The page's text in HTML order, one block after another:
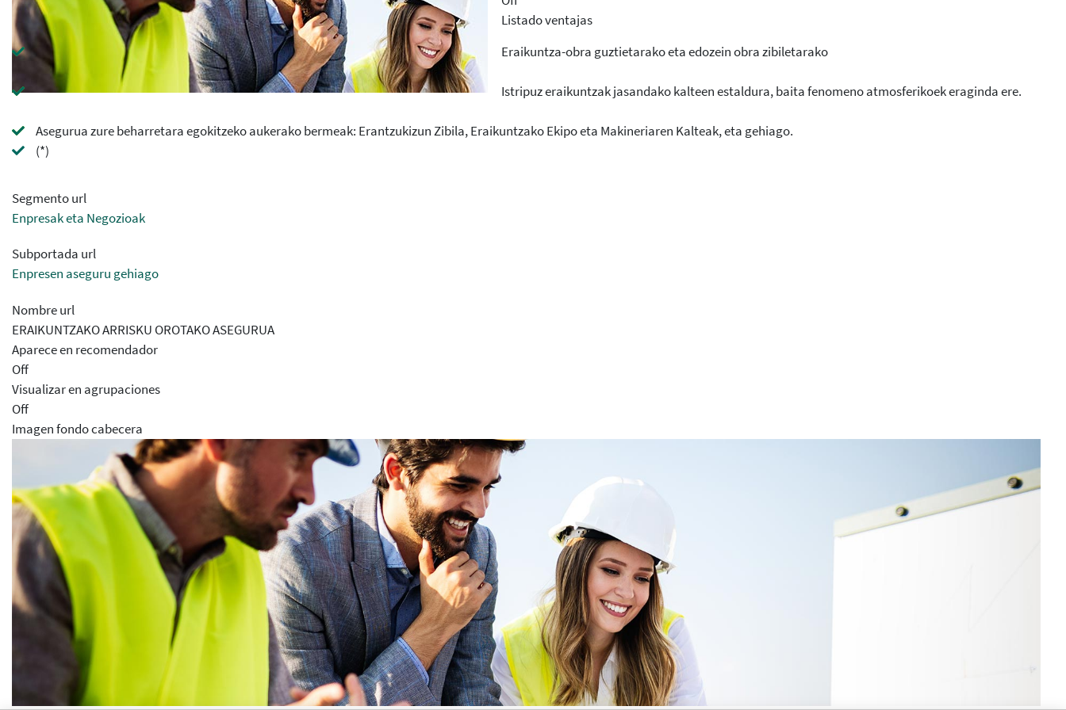
Listado ventajas
Eraikuntza-obra guztietarako eta edozein obra zibiletarako
Istripuz eraikuntzak jasandako kalteen estaldura, baita fenomeno atmosferikoek eraginda ere.
Asegurua zure beharretara egokitzeko aukerako bermeak: Erantzukizun Zibila, Eraikuntzako Ekipo eta Makineriaren Kalteak, eta gehiago.
(*)
Segmento url
Enpresak eta Negozioak
Subportada url
Enpresen aseguru gehiago
Nombre url
ERAIKUNTZAKO ARRISKU OROTAKO ASEGURUA
Aparece en recomendador
Off
Visualizar en agrupaciones
Off
Imagen fondo cabecera